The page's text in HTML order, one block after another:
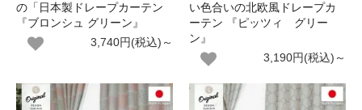
の「日本製ドレープカーテン
『ブロンシュ グリーン』
3,740円(税込)～
い色合いの北欧風ドレープカ
ーテン 『ピッツィ グリー
ン』
3,190円(税込)～